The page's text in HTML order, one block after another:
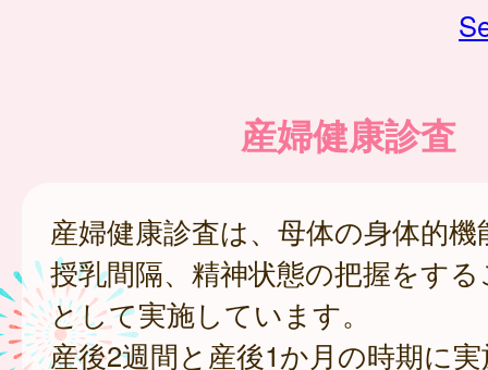
産婦健康診査
産婦健康診査は、母体の身体的
授乳間隔、精神状態の把握をす
として実施しています。
産後2週間と産後1か月の時期に